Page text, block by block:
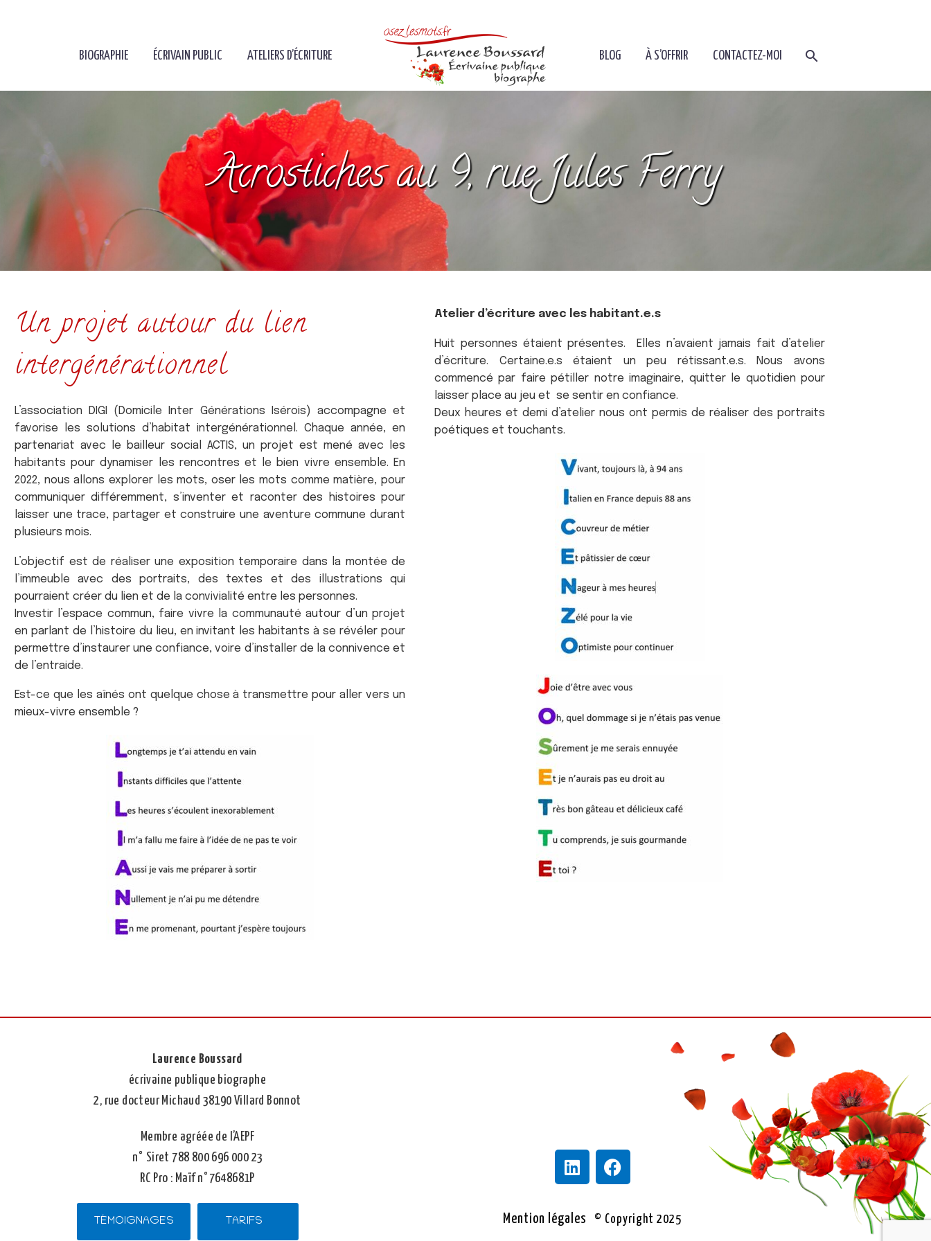
BIOGRAPHIE ÉCRIVAIN PUBLIC ATELIERS D’ÉCRITURE BLOG À S’OFFRIR CONTACTEZ-MOI
Acrostiches au 9, rue Jules Ferry
Un projet autour du lien
intergénérationnel
L’association DIGI (Domicile Inter Générations Isérois) accompagne et
favorise les solutions d’habitat intergénérationnel. Chaque année, en
partenariat avec le bailleur social ACTIS, un projet est mené avec les
habitants pour dynamiser les rencontres et le bien vivre ensemble. En
2022, nous allons explorer les mots, oser les mots comme matière, pour
communiquer différemment, s’inventer et raconter des histoires pour
laisser une trace, partager et construire une aventure commune durant
plusieurs mois.
L’objectif est de réaliser une exposition temporaire dans la montée de
l’immeuble avec des portraits, des textes et des illustrations qui
pourraient créer du lien et de la convivialité entre les personnes.
Investir l’espace commun, faire vivre la communauté autour d’un projet
en parlant de l’histoire du lieu, en invitant les habitants à se révéler pour
permettre d’instaurer une confiance, voire d’installer de la connivence et
de l’entraide.
Est-ce que les aînés ont quelque chose à transmettre pour aller vers un
mieux-vivre ensemble ?
Atelier d’écriture avec les habitant.e.s
Huit personnes étaient présentes. Elles n’avaient jamais fait d’atelier
d’écriture. Certaine.e.s étaient un peu rétissant.e.s. Nous avons
commencé par faire pétiller notre imaginaire, quitter le quotidien pour
laisser place au jeu et se sentir en confiance.
Deux heures et demi d’atelier nous ont permis de réaliser des portraits
poétiques et touchants.
Laurence Boussard
écrivaine publique biographe
2, rue docteur Michaud 38190 Villard Bonnot
Membre agréée de l’AEPF
n° Siret 788 800 696 000 23
RC Pro : Maïf n°7648681P
TÉMOIGNAGES TARIFS Mention légales © Copyright 2025